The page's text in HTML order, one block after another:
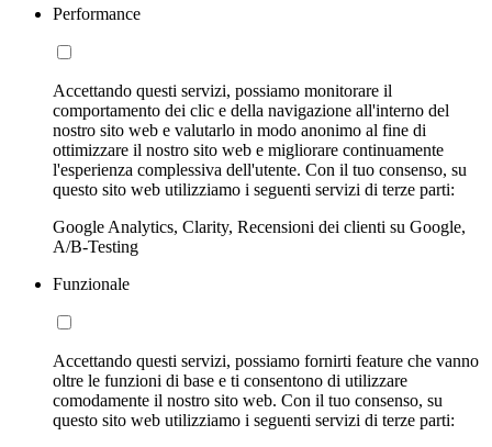
Performance
Accettando questi servizi, possiamo monitorare il
comportamento dei clic e della navigazione all'interno del
nostro sito web e valutarlo in modo anonimo al fine di
ottimizzare il nostro sito web e migliorare continuamente
l'esperienza complessiva dell'utente. Con il tuo consenso, su
questo sito web utilizziamo i seguenti servizi di terze parti:
Google Analytics, Clarity, Recensioni dei clienti su Google,
A/B-Testing
Funzionale
Accettando questi servizi, possiamo fornirti feature che vanno
oltre le funzioni di base e ti consentono di utilizzare
comodamente il nostro sito web. Con il tuo consenso, su
questo sito web utilizziamo i seguenti servizi di terze parti: